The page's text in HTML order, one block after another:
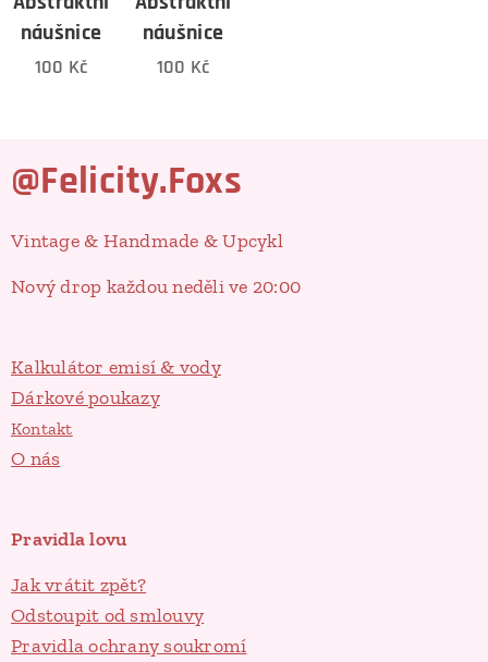
náušnice
100 Kč
náušnice
100 Kč
@Felicity.Foxs
Vintage & Handmade & Upcykl
Nový drop každou neděli ve 20:00
Kalkulátor emisí & vody
Dárkové poukazy
Kontakt
O nás
Pravidla lovu
Jak vrátit zpět?
Odstoupit od smlouvy
Pravidla ochrany soukromí